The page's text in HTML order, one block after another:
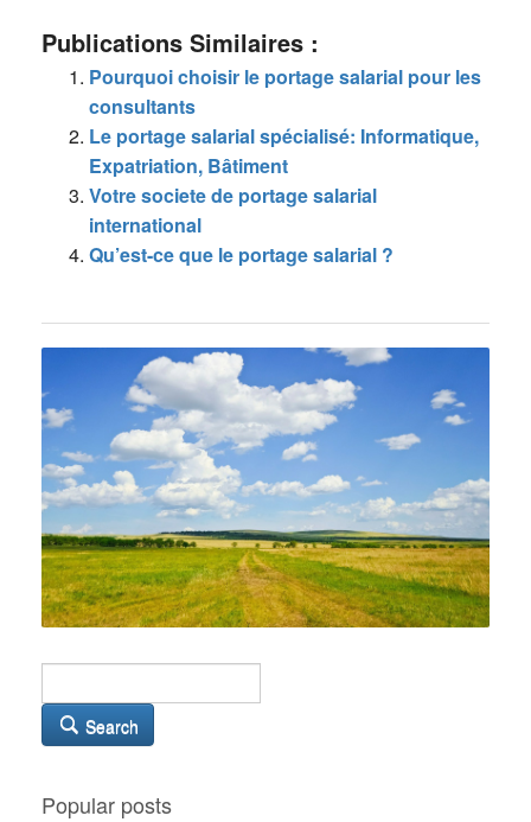
Publications Similaires :
Pourquoi choisir le portage salarial pour les
consultants
Le portage salarial spécialisé: Informatique,
Expatriation, Bâtiment
Votre societe de portage salarial
international
Qu’est-ce que le portage salarial ?
Search
Popular posts